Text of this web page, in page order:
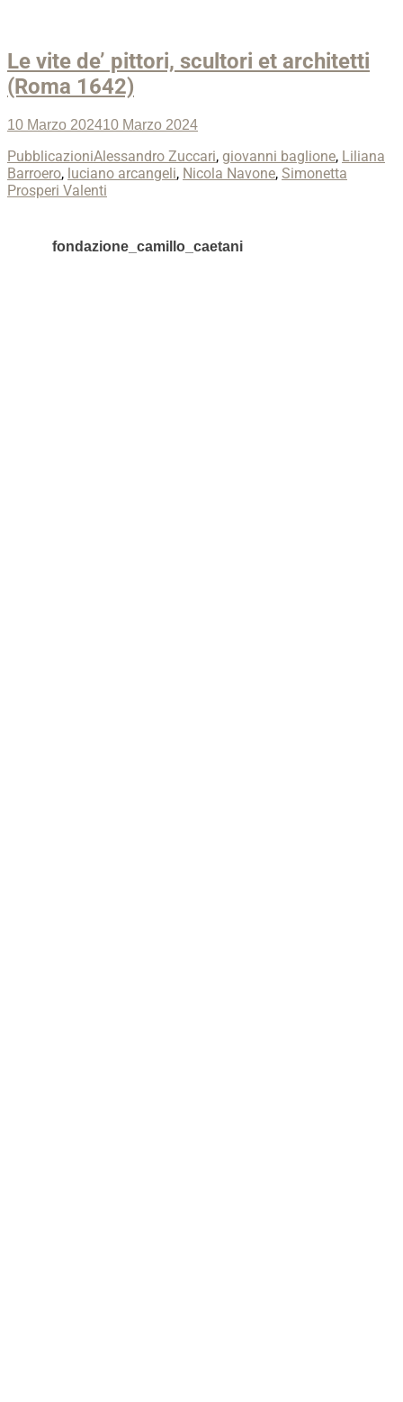
Le vite de’ pittori, scultori et architetti
(Roma 1642)
Posted
10 Marzo 202410 Marzo 2024
Categories
PubblicazioniTags
Alessandro Zuccari, giovanni baglione, Liliana
Barroero, luciano arcangeli, Nicola Navone, Simonetta
Prosperi Valenti
fondazione_camillo_caetani